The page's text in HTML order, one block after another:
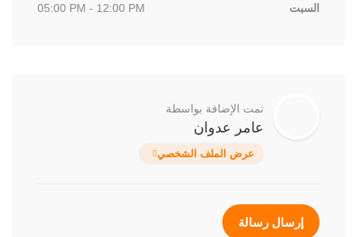
السبت
05:00 PM - 12:00 PM
تمت الإضافة بواسطة
عامر عدوان
عرض الملف الشخصي
إرسال رسالة